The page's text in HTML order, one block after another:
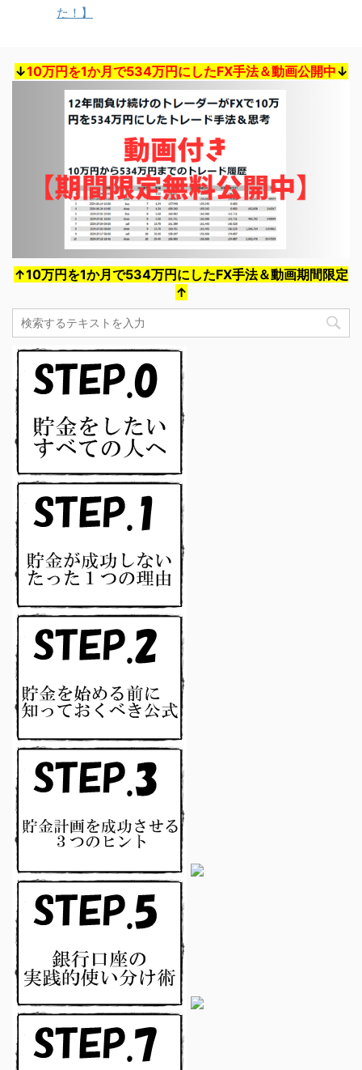
た！】
↓10万円を1か月で534万円にしたFX手法＆動画公開中↓
↑10万円を1か月で534万円にしたFX手法＆動画期間限定
↑